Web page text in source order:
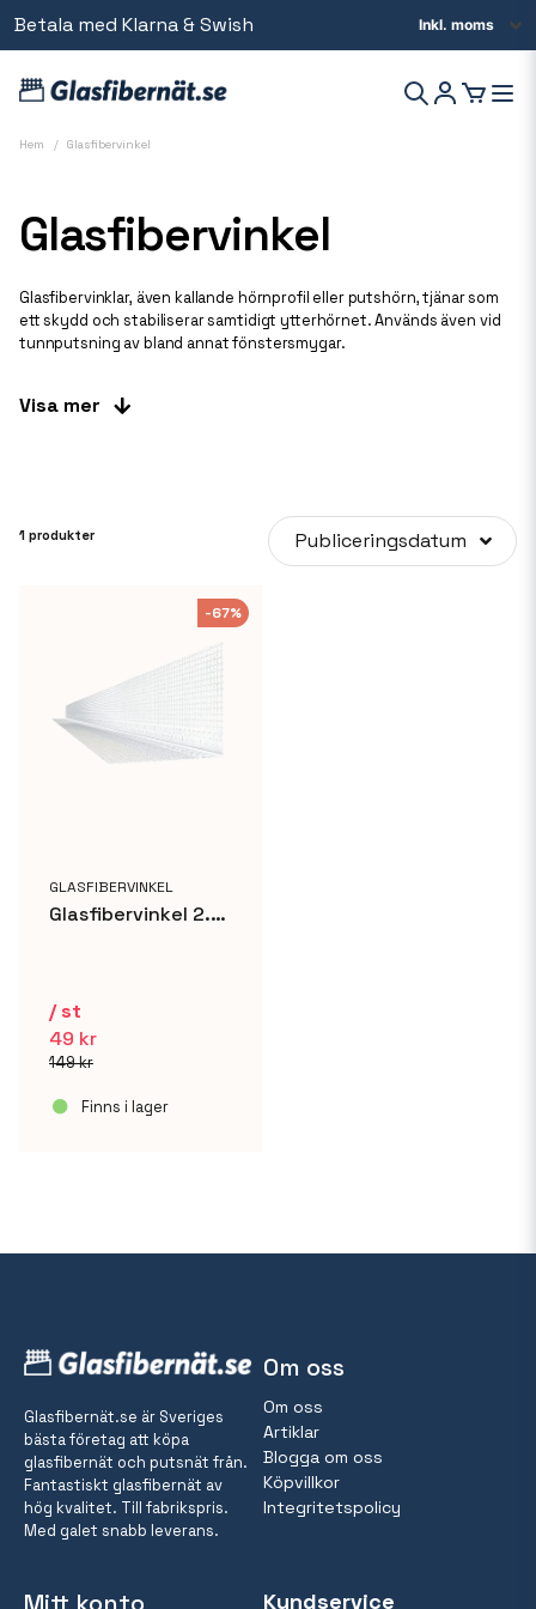
Betala med Klarna & Swish
Beställ innan kl 14 så skickar vi samma dag
Hem Glasfibervinkel
Glasfibervinkel
Glasfibervinklar, även kallande hörnprofil eller putshörn, tjänar som
ett skydd och stabiliserar samtidigt ytterhörnet. Används även vid
tunnputsning av bland annat fönstersmygar.
försedd med glasfiberarmering och själva hörnet är tillverkad i stark
Visa mer
1 produkter Publiceringsdatum
GLASFIBERVINKEL
Glasfibervinkel 2.5m
149 kr
49 kr
/ st
Finns i lager
-67%
Glasfibernät.se är Sveriges
bästa företag att köpa
glasfibernät och putsnät från.
Fantastiskt glasfibernät av
hög kvalitet. Till fabrikspris.
Med galet snabb leverans.
Om oss
Om oss
Artiklar
Blogga om oss
Köpvillkor
Integritetspolicy
Kundservice